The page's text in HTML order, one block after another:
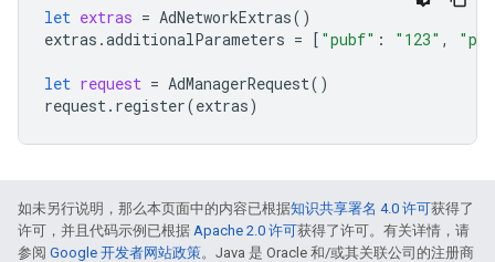
let extras = AdNetworkExtras()
extras .additionalParameters = [ "pubf" : "123" ,
let request = AdManagerRequest()
request. register(extras)
如未另行说明，那么本页面中的内容已根据知识共享署名 4.0 许可获得了
许可，并且代码示例已根据 Apache 2.0 许可获得了许可。有关详情，请
参阅 Google 开发者网站政策。Java 是 Oracle 和/或其关联公司的注册商